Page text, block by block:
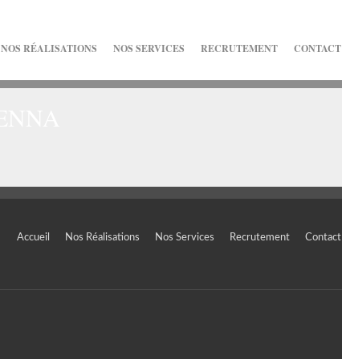
NOS RÉALISATIONS NOS SERVICES RECRUTEMENT CONTACT
Accueil Nos Réalisations Nos Services Recrutement Contact